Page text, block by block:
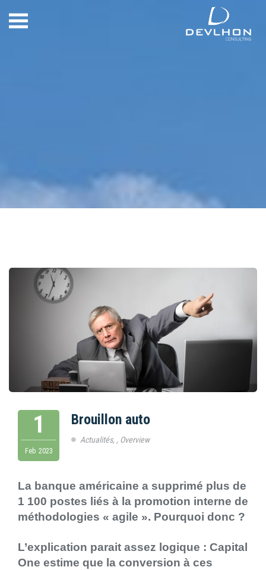
1
Feb 2023
Brouillon auto
Actualités, , Overview
La banque américaine a supprimé plus de
1 100 postes liés à la promotion interne de
méthodologies « agile ». Pourquoi donc ?
L’explication parait assez logique : Capital
One estime que la conversion à ces